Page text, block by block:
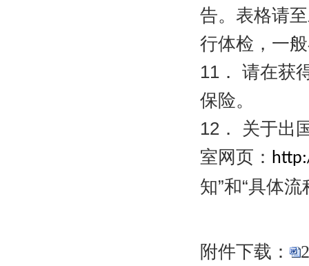
告。表格请
行体检，一
11 ．
请在获
保险。
12 ．
关于出
室网页：
知”和“具体
附件下载：